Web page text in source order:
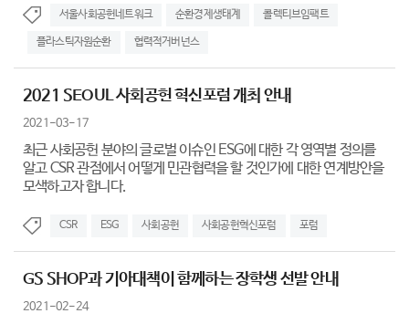
서울사회공헌네트워크 순환경제생태계 콜렉티브임팩트
플라스틱자원순환 협력적거버넌스
2021 SEOUL 사회공헌 혁신포럼 개최 안내
2021-03-17
최근 사회공헌 분야의 글로벌 이슈인 ESG에 대한 각 영역별 정의를
알고 CSR 관점에서 어떻게 민관협력을 할 것인가에 대한 연계방안을
모색하고자 합니다.
CSR ESG 사회공헌 사회공헌혁신포럼 포럼
GS SHOP과 기아대책이 함께하는 장학생 선발 안내
2021-02-24